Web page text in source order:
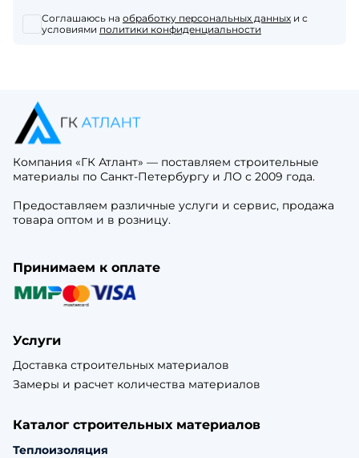
Соглашаюсь на обработку персональных данных и с
условиями политики конфиденциальности
Компания «ГК Атлант» — поставляем строительные
материалы по Санкт-Петербургу и ЛО с 2009 года.
Предоставляем различные услуги и сервис, продажа
товара оптом и в розницу.
Принимаем к оплате
Услуги
Доставка строительных материалов
Замеры и расчет количества материалов
Каталог строительных материалов
Теплоизоляция